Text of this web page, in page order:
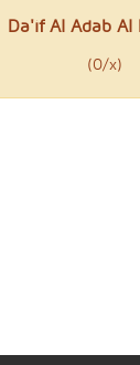
Da'if Al Adab Al
(0/x)